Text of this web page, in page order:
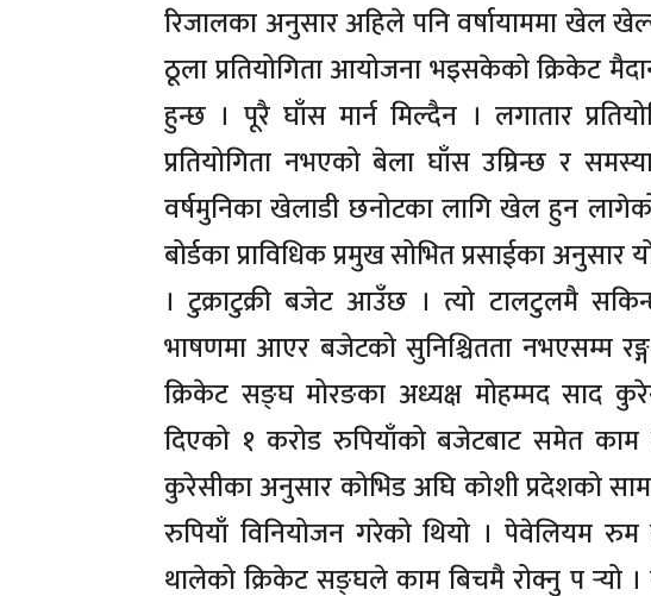
रिजालका अनुसार अहिले पनि वर्षायाममा खेल
ठूला प्रतियोगिता आयोजना भइसकेको क्रिकेट
हुन्छ । पूरै घाँस मार्न मिल्दैन । लगातार
प्रतियोगिता नभएको बेला घाँस उम्रिन्छ र
वर्षमुनिका खेलाडी छनोटका लागि खेल हुन
बोर्डका प्राविधिक प्रमुख सोभित प्रसाईका अनुसार
। टुक्राटुक्री बजेट आउँछ । त्यो टालटुलमै
भाषणमा आएर बजेटको सुनिश्चितता नभएसम्म
क्रिकेट सङ्घ मोरङका अध्यक्ष मोहम्मद साद
दिएको १ करोड रुपियाँको बजेटबाट समेत काम
कुरेसीका अनुसार कोभिड अघि कोशी प्रदेशको
रुपियाँ विनियोजन गरेको थियो । पेवेलियम
थालेको क्रिकेट सङ्घले काम बिचमै रोक्नु प र्‍यो ।